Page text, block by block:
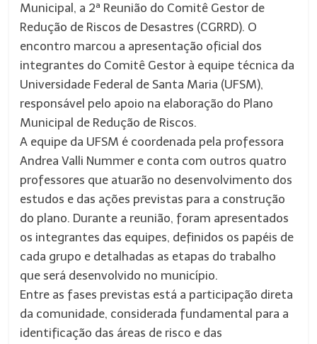
Municipal, a 2ª Reunião do Comitê Gestor de
Redução de Riscos de Desastres (CGRRD). O
encontro marcou a apresentação oficial dos
integrantes do Comitê Gestor à equipe técnica da
Universidade Federal de Santa Maria (UFSM),
responsável pelo apoio na elaboração do Plano
Municipal de Redução de Riscos.
A equipe da UFSM é coordenada pela professora
Andrea Valli Nummer e conta com outros quatro
professores que atuarão no desenvolvimento dos
estudos e das ações previstas para a construção
do plano. Durante a reunião, foram apresentados
os integrantes das equipes, definidos os papéis de
cada grupo e detalhadas as etapas do trabalho
que será desenvolvido no município.
Entre as fases previstas está a participação direta
da comunidade, considerada fundamental para a
identificação das áreas de risco e das